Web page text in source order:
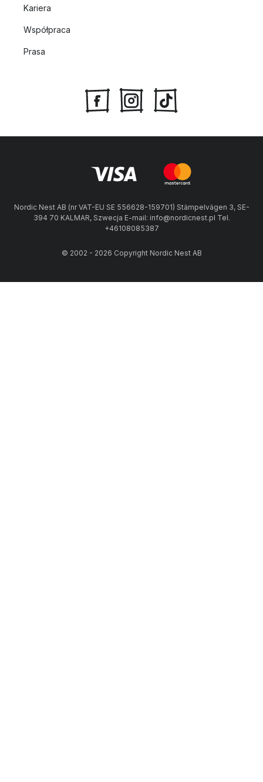
Kariera
Współpraca
Prasa
Nordic Nest AB (nr VAT-EU SE 556628-159701) Stämpelvägen 3, SE-
394 70 KALMAR, Szwecja E-mail: info@nordicnest.pl Tel.
+46108085387
© 2002 - 2026 Copyright Nordic Nest AB